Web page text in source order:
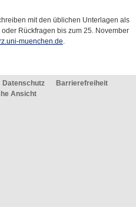
mit den üblichen Unterlagen als
Rückfragen bis zum 25. November
muenchen.de.
Datenschutz
Barrierefreiheit
Ansicht